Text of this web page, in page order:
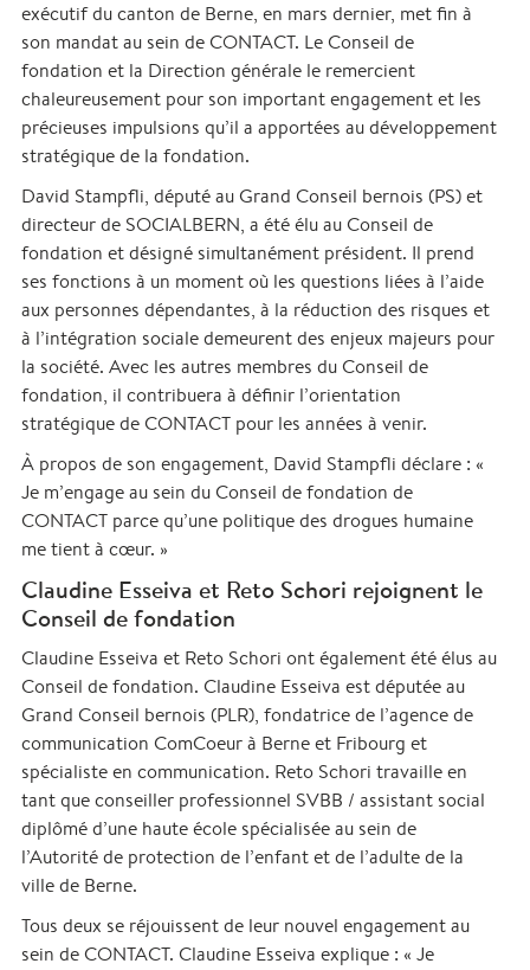
exécutif du canton de Berne, en mars dernier, met fin à
son mandat au sein de CONTACT. Le Conseil de
fondation et la Direction générale le remercient
chaleureusement pour son important engagement et les
précieuses impulsions qu’il a apportées au développement
stratégique de la fondation.
David Stampfli, député au Grand Conseil bernois (PS) et
directeur de SOCIALBERN, a été élu au Conseil de
fondation et désigné simultanément président. Il prend
ses fonctions à un moment où les questions liées à l’aide
aux personnes dépendantes, à la réduction des risques et
à l’intégration sociale demeurent des enjeux majeurs pour
la société. Avec les autres membres du Conseil de
fondation, il contribuera à définir l’orientation
stratégique de CONTACT pour les années à venir.
À propos de son engagement, David Stampfli déclare : «
Je m’engage au sein du Conseil de fondation de
CONTACT parce qu’une politique des drogues humaine
me tient à cœur. »
Claudine Esseiva et Reto Schori rejoignent le
Conseil de fondation
Claudine Esseiva et Reto Schori ont également été élus au
Conseil de fondation. Claudine Esseiva est députée au
Grand Conseil bernois (PLR), fondatrice de l’agence de
communication ComCoeur à Berne et Fribourg et
spécialiste en communication. Reto Schori travaille en
tant que conseiller professionnel SVBB / assistant social
diplômé d’une haute école spécialisée au sein de
l’Autorité de protection de l’enfant et de l’adulte de la
ville de Berne.
Tous deux se réjouissent de leur nouvel engagement au
sein de CONTACT. Claudine Esseiva explique : « Je